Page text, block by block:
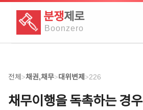
분쟁제로
Boonzero
전체>채권,채무>대위변제>226
채무이행을 독촉하는 경우